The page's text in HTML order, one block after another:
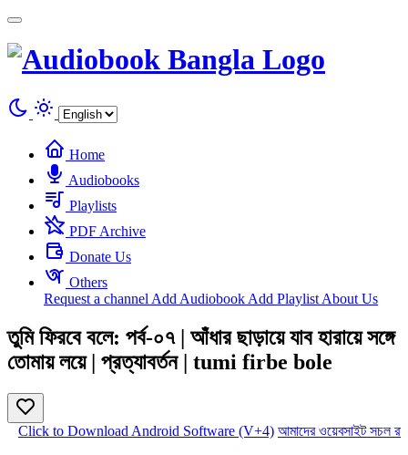
Home
Audiobooks
Playlists
PDF Archive
Donate Us
Others
Request a channel Add Audiobook Add Playlist About Us
তুমি ফিরবে বলে: পর্ব-০৭ | আঁধার ছাড়ায়ে যাব হারায়ে সঙ্গে
তোমায় লয়ে | প্রত্যাবর্তন | tumi firbe bole
Click to Download Android Software (V+4) আমাদের ওয়েবসাইট সচল